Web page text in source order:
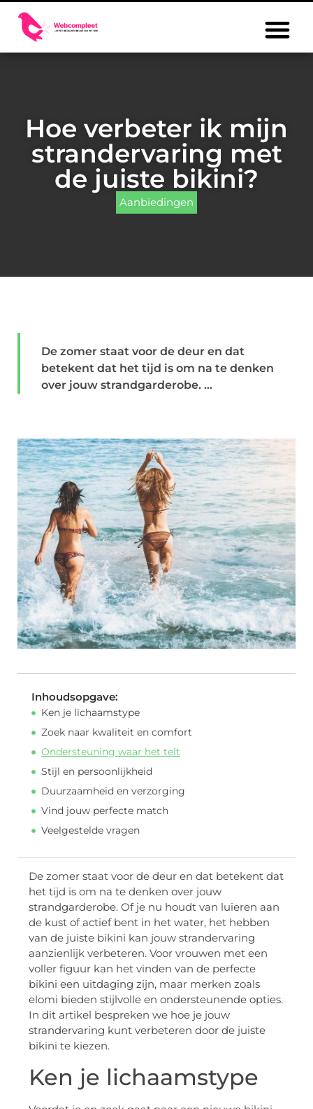
Hoe verbeter ik mijn
strandervaring met
de juiste bikini?
Aanbiedingen
De zomer staat voor de deur en dat
betekent dat het tijd is om na te denken
over jouw strandgarderobe. ...
Inhoudsopgave:
Ken je lichaamstype
Zoek naar kwaliteit en comfort
Ondersteuning waar het telt
Stijl en persoonlijkheid
Duurzaamheid en verzorging
Vind jouw perfecte match
Veelgestelde vragen
De zomer staat voor de deur en dat betekent dat
het tijd is om na te denken over jouw
strandgarderobe. Of je nu houdt van luieren aan
de kust of actief bent in het water, het hebben
van de juiste bikini kan jouw strandervaring
aanzienlijk verbeteren. Voor vrouwen met een
voller figuur kan het vinden van de perfecte
bikini een uitdaging zijn, maar merken zoals
elomi bieden stijlvolle en ondersteunende opties.
In dit artikel bespreken we hoe je jouw
strandervaring kunt verbeteren door de juiste
bikini te kiezen.
Ken je lichaamstype